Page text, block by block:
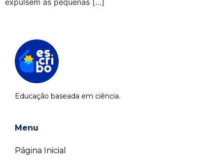
Educação baseada em ciência.
Menu
Página Inicial